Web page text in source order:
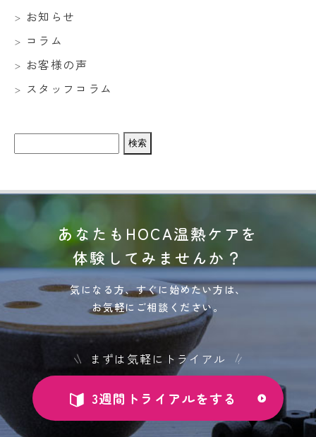
お知らせ
コラム
お客様の声
スタッフコラム
検
索:
あなたもHOCA温熱ケアを
体験してみませんか？
気になる方、すぐに始めたい方は、
お気軽にご相談ください。
まずは気軽にトライアル
3週間トライアルをする